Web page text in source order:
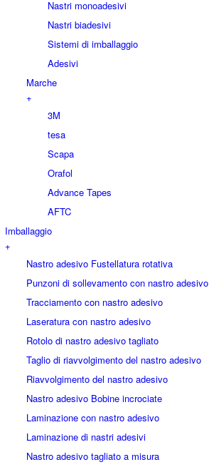
Nastri monoadesivi
Nastri biadesivi
Sistemi di imballaggio
Adesivi
Marche
+
3M
tesa
Scapa
Orafol
Advance Tapes
AFTC
Imballaggio
+
Nastro adesivo Fustellatura rotativa
Punzoni di sollevamento con nastro adesivo
Tracciamento con nastro adesivo
Laseratura con nastro adesivo
Rotolo di nastro adesivo tagliato
Taglio di riavvolgimento del nastro adesivo
Riavvolgimento del nastro adesivo
Nastro adesivo Bobine incrociate
Laminazione con nastro adesivo
Laminazione di nastri adesivi
Nastro adesivo tagliato a misura